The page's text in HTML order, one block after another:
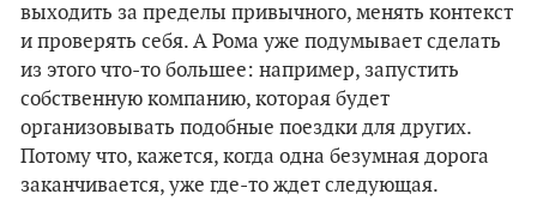
выходить за пределы привычного, менять контекст
и проверять себя. А Рома уже подумывает сделать
из этого что-то большее: например, запустить
собственную компанию, которая будет
организовывать подобные поездки для других.
Потому что, кажется, когда одна безумная дорога
заканчивается, уже где-то ждет следующая.